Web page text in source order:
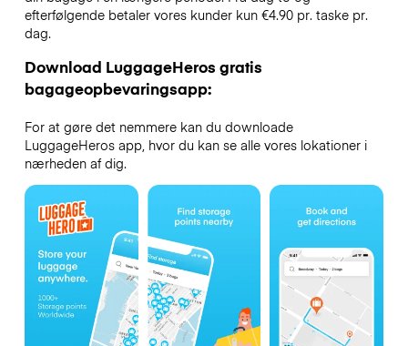
efterfølgende betaler vores kunder kun €4.90 pr. taske pr.
dag.
Download LuggageHeros gratis
bagageopbevaringsapp:
For at gøre det nemmere kan du downloade
LuggageHeros app, hvor du kan se alle vores lokationer i
nærheden af dig.